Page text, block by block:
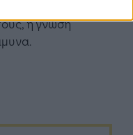
η γνώση